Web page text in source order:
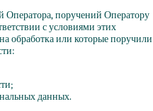
Оператора, поручений Оператору
с условиями этих
обработка или которые поручили
данных.